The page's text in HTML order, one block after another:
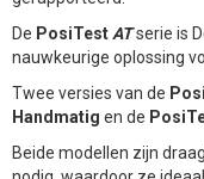
De PosiTest ATserie is
nauwkeurige oplossing
Twee versies van de
Handmatig en de
Beide modellen zijn